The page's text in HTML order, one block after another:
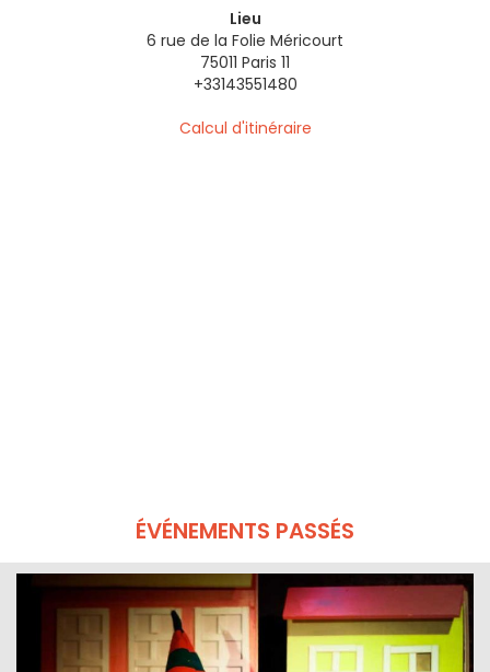
Lieu
6 rue de la Folie Méricourt
75011 Paris 11
+33143551480
Calcul d'itinéraire
ÉVÉNEMENTS PASSÉS